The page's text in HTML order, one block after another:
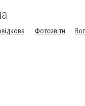
Фотозвіти